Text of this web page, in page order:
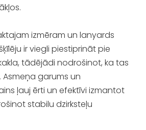
izmēram un lanyards
ir viegli piestiprināt pie
tādējādi nodrošinot, ka tas
Asmeņa garums un
ļauj ērti un efektīvi izmantot
stabilu dzirksteļu